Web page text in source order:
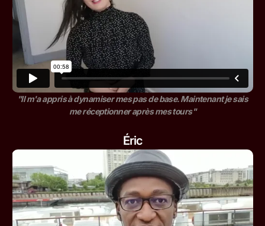
"Il m'a appris à dynamiser mes pas de base. Maintenant je sais
me réceptionner après mes tours"
Éric